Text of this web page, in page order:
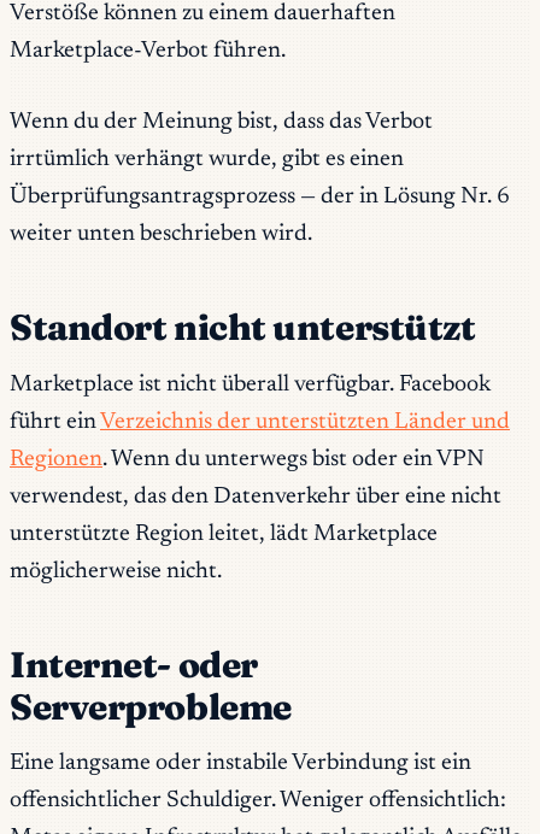
Verstöße können zu einem dauerhaften
Marketplace-Verbot führen.
Wenn du der Meinung bist, dass das Verbot
irrtümlich verhängt wurde, gibt es einen
Überprüfungsantragsprozess — der in Lösung Nr. 6
weiter unten beschrieben wird.
Standort nicht unterstützt
Marketplace ist nicht überall verfügbar. Facebook
führt ein Verzeichnis der unterstützten Länder und
Regionen. Wenn du unterwegs bist oder ein VPN
verwendest, das den Datenverkehr über eine nicht
unterstützte Region leitet, lädt Marketplace
möglicherweise nicht.
Internet- oder
Serverprobleme
Eine langsame oder instabile Verbindung ist ein
offensichtlicher Schuldiger. Weniger offensichtlich: